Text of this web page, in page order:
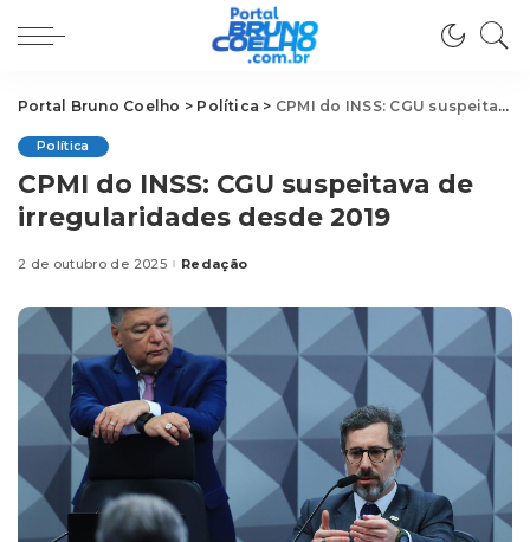
Portal Bruno Coelho > Política > CPMI do INSS: CGU suspeitava de irregularidades desde 2019
Política
CPMI do INSS: CGU suspeitava de
irregularidades desde 2019
2 de outubro de 2025Posted
Redação